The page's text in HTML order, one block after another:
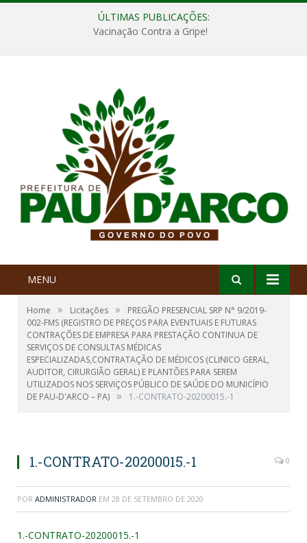
ÚLTIMAS PUBLICAÇÕES:
Vacinação Contra a Gripe!
MENU
Home » Licitações »
PREGÃO PRESENCIAL SRP N° 9/2019-
002-FMS (REGISTRO DE PREÇOS PARA EVENTUAIS E FUTURAS
CONTRAÇÕES DE EMPRESA PARA PRESTAÇÃO CONTINUA DE
SERVIÇOS DE CONSULTAS MÉDICAS
ESPECIALIZADAS,CONTRATAÇÃO DE MÉDICOS (CLINICO GERAL,
AUDITOR, CIRURGIÃO GERAL) E PLANTÕES PARA SEREM
UTILIZADOS NOS SERVIÇOS PÚBLICO DE SAÚDE DO MUNICÍPIO
DE PAU-D'ARCO – PA) » 1.-CONTRATO-20200015.-1
1.-CONTRATO-20200015.-1 0
POR ADMINISTRADOR EM 28 DE SETEMBRO DE 2020
1.-CONTRATO-20200015.-1